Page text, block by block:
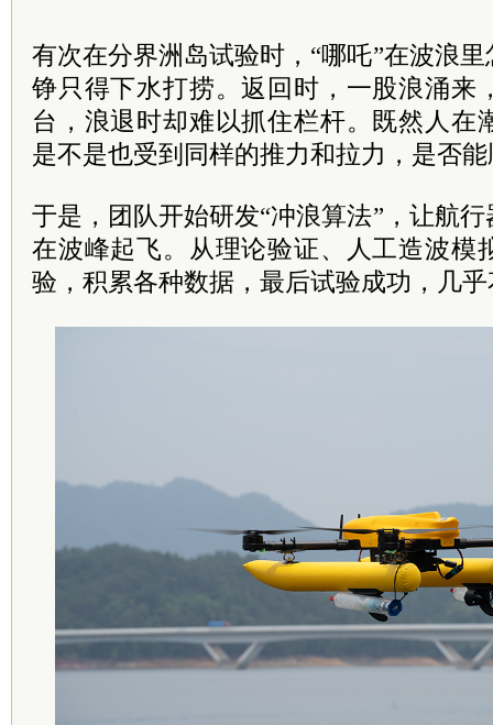
有次在分界洲岛试验时，“哪吒”在波浪
铮只得下水打捞。返回时，一股浪涌来
台，浪退时却难以抓住栏杆。既然人在
是不是也受到同样的推力和拉力，是否
于是，团队开始研发“冲浪算法”，让航
在波峰起飞。从理论验证、人工造波模
验，积累各种数据，最后试验成功，几